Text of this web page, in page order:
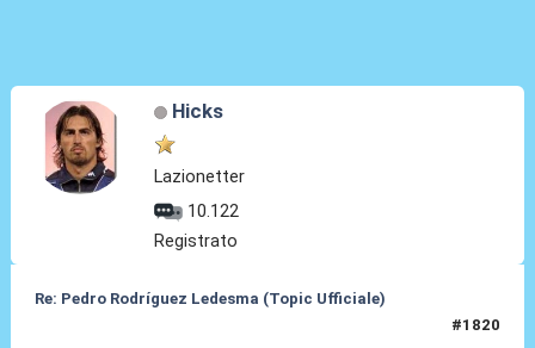
Hicks
Lazionetter
10.122
Registrato
Re: Pedro Rodríguez Ledesma (Topic Ufficiale)
#1820